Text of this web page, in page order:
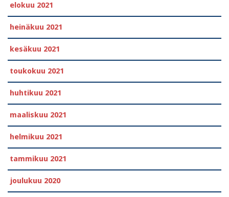
elokuu 2021
heinäkuu 2021
kesäkuu 2021
toukokuu 2021
huhtikuu 2021
maaliskuu 2021
helmikuu 2021
tammikuu 2021
joulukuu 2020